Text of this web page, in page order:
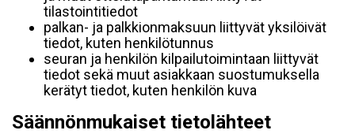
tilastointitiedot
palkan- ja palkkionmaksuun liittyvät yksilöivät
tiedot, kuten henkilötunnus
seuran ja henkilön kilpailutoimintaan liittyvät
tiedot sekä muut asiakkaan suostumuksella
kerätyt tiedot, kuten henkilön kuva
Säännönmukaiset tietolähteet